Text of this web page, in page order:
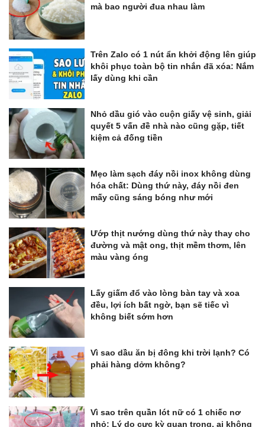
mà bao người đua nhau làm
Trên Zalo có 1 nút ẩn khởi động lên giúp
khôi phục toàn bộ tin nhắn đã xóa: Nắm
lấy dùng khi cần
Nhỏ dầu gió vào cuộn giấy vệ sinh, giải
quyết 5 vấn đề nhà nào cũng gặp, tiết
kiệm cả đống tiền
Mẹo làm sạch đáy nồi inox không dùng
hóa chất: Dùng thứ này, đáy nồi đen
mấy cũng sáng bóng như mới
Ướp thịt nướng dùng thứ này thay cho
đường và mật ong, thịt mềm thơm, lên
màu vàng óng
Lấy giấm đổ vào lòng bàn tay và xoa
đều, lợi ích bất ngờ, bạn sẽ tiếc vì
không biết sớm hơn
Vì sao dầu ăn bị đông khi trời lạnh? Có
phải hàng dởm không?
Vì sao trên quần lót nữ có 1 chiếc nơ
nhỏ: Lý do cực kỳ quan trọng, ai không